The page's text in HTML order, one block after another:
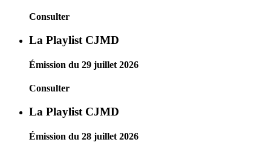
Consulter
La Playlist CJMD
Émission du 29 juillet 2026
Consulter
La Playlist CJMD
Émission du 28 juillet 2026